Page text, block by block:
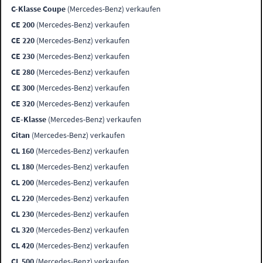
C-Klasse Coupe (Mercedes-Benz) verkaufen
CE 200 (Mercedes-Benz) verkaufen
CE 220 (Mercedes-Benz) verkaufen
CE 230 (Mercedes-Benz) verkaufen
CE 280 (Mercedes-Benz) verkaufen
CE 300 (Mercedes-Benz) verkaufen
CE 320 (Mercedes-Benz) verkaufen
CE-Klasse (Mercedes-Benz) verkaufen
Citan (Mercedes-Benz) verkaufen
CL 160 (Mercedes-Benz) verkaufen
CL 180 (Mercedes-Benz) verkaufen
CL 200 (Mercedes-Benz) verkaufen
CL 220 (Mercedes-Benz) verkaufen
CL 230 (Mercedes-Benz) verkaufen
CL 320 (Mercedes-Benz) verkaufen
CL 420 (Mercedes-Benz) verkaufen